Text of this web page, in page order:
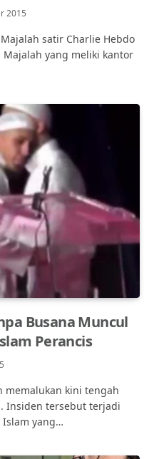
2015
Majalah satir Charlie Hebdo
yang meliki kantor
Busana Muncul
Perancis
memalukan kini tengah
Insiden tersebut terjadi
Islam yang…